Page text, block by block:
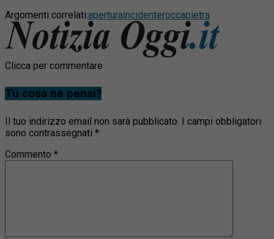
Argomenti correlati:aperturaincidenteroccapietra
Clicca per commentare
Tu cosa ne pensi?
Il tuo indirizzo email non sarà pubblicato. I campi obbligatori
sono contrassegnati *
Commento *